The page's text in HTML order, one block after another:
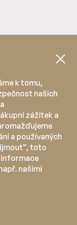
k tomu,
našich
zážitek a
a používaných
toto
našimi